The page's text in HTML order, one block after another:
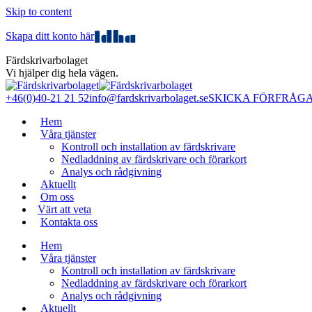
Skip to content
Skapa ditt konto här
Färdskrivarbolaget
Vi hjälper dig hela vägen.
+46(0)40-21 21 52info@fardskrivarbolaget.seSKICKA
Hem
Våra tjänster
Kontroll och installation av färdskrivare
Nedladdning av färdskrivare och förarkort
Analys och rådgivning
Aktuellt
Om oss
Värt att veta
Kontakta oss
Hem
Våra tjänster
Kontroll och installation av färdskrivare
Nedladdning av färdskrivare och förarkort
Analys och rådgivning
Aktuellt